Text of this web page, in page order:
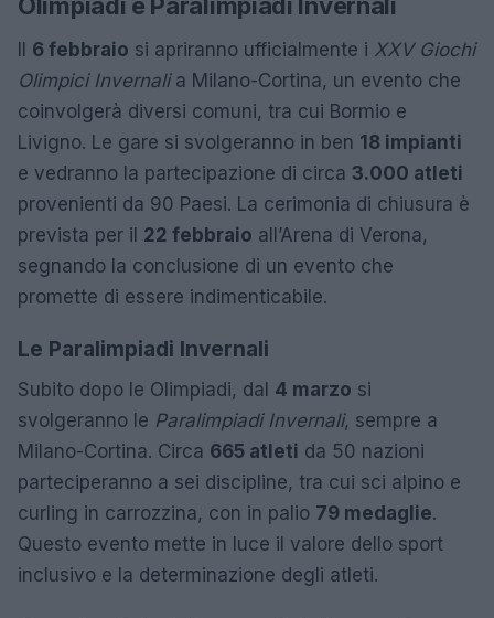
6 febbraio si apriranno ufficialmente i XXV Giochi
Olimpici Invernalia Milano-Cortina, un evento che
coinvolgerà diversi comuni, tra cui Bormio e
Livigno. Le gare si svolgeranno in ben 18 impianti
e vedranno la partecipazione di circa 3.000 atleti
provenienti da 90 Paesi. La cerimonia di chiusura è
prevista per il 22 febbraio all’Arena di Verona,
segnando la conclusione di un evento che
promette di essere indimenticabile.
Le Paralimpiadi Invernali
Subito dopo le Olimpiadi, dal 4 marzo si
svolgeranno le Paralimpiadi Invernali, sempre a
Milano-Cortina. Circa 665 atleti da 50 nazioni
parteciperanno a sei discipline, tra cui sci alpino e
curling in carrozzina, con in palio 79 medaglie.
Questo evento mette in luce il valore dello sport
inclusivo e la determinazione degli atleti.